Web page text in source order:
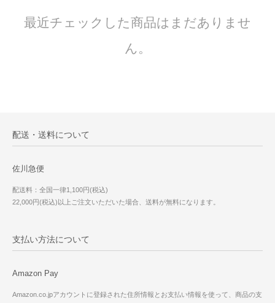
最近チェックした商品はまだありませ
ん。
配送・送料について
佐川急便
配送料：全国一律1,100円(税込)
22,000円(税込)以上ご注文いただいた場合、送料が無料になります。
支払い方法について
Amazon Pay
Amazon.co.jpアカウントに登録された住所情報とお支払い情報を使って、商品の支